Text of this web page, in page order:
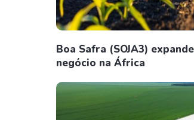
Boa Safra (SOJA3)
negócio na África